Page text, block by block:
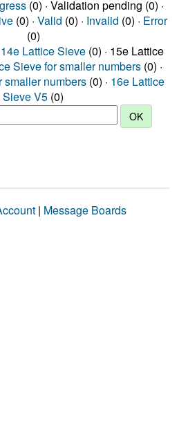
(0) · Validation pending (0) ·
(0) · Valid (0) · Invalid (0) · Error
(0)
14e Lattice Sieve (0) · 15e Lattice
Sieve for smaller numbers (0) ·
smaller numbers (0) · 16e Lattice
Sieve V5 (0)
| Message Boards